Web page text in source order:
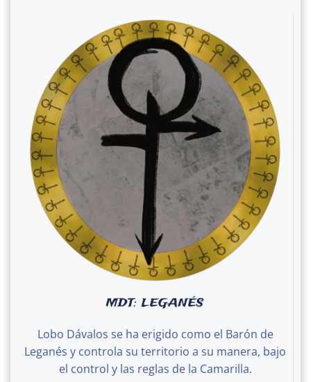
MDT: LEGANÉS
Lobo Dávalos se ha erigido como el Barón de
Leganés y controla su territorio a su manera, bajo
el control y las reglas de la Camarilla.